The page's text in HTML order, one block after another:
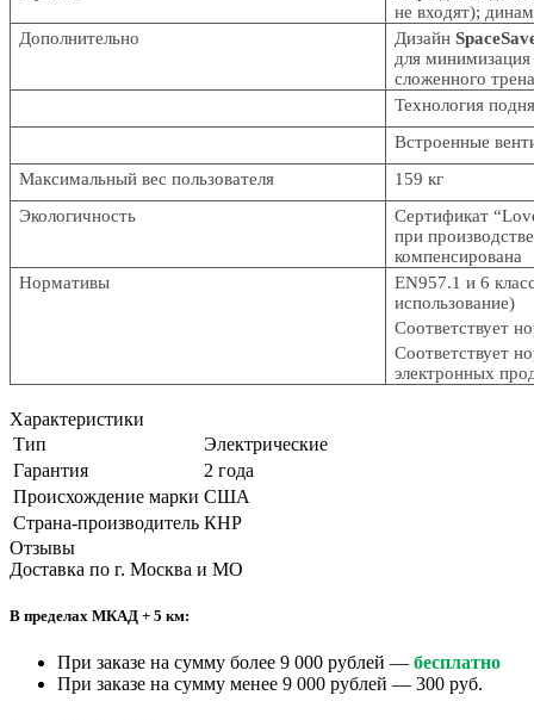
не входят);
Дополнительно
Дизайн
для
сложенного
Технология
Встроенные
Максимальный вес пользователя
159 кг
Экологичность
Сертификат
при
компенсирована
Нормативы
EN957.1 и 6
использование)
Соответствует
Соответствует
электронных
Характеристики
Тип
Электрические
Гарантия
2 года
Происхождение марки США
Страна-производитель КНР
Отзывы
Доставка по г. Москва и МО
В пределах МКАД + 5 км:
При заказе на сумму более 9 000 рублей — бесплатно
При заказе на сумму менее 9 000 рублей — 300 руб.